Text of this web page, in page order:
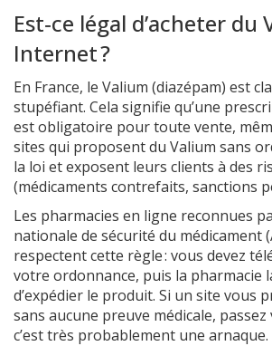
Est‑ce légal d’acheter du
Internet ?
En France, le Valium (diazépam) est
stupéfiant. Cela signifie qu’une
est obligatoire pour toute vente,
sites qui proposent du Valium sans
la loi et exposent leurs clients à des
(médicaments contrefaits, sanctions
Les pharmacies en ligne reconnues
nationale de sécurité du médicament
respectent cette règle : vous devez
votre ordonnance, puis la pharmacie
d’expédier le produit. Si un site vous
sans aucune preuve médicale, passez
c’est très probablement une arnaque.